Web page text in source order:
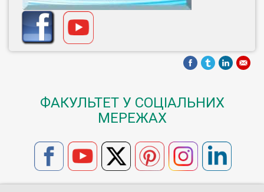
ФАКУЛЬТЕТ У СОЦІАЛЬНИХ
МЕРЕЖАХ